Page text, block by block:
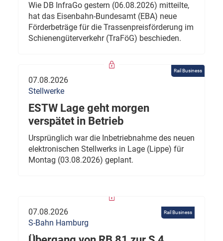
Wie DB InfraGo gestern (06.08.2026) mitteilte,
hat das Eisenbahn-Bundesamt (EBA) neue
Förderbeträge für die Trassenpreisförderung im
Schienengüterverkehr (TraFöG) beschieden.
Rail Business
07.08.2026
Stellwerke
ESTW Lage geht morgen
verspätet in Betrieb
Ursprünglich war die Inbetriebnahme des neuen
elektronischen Stellwerks in Lage (Lippe) für
Montag (03.08.2026) geplant.
Rail Business
07.08.2026
S-Bahn Hamburg